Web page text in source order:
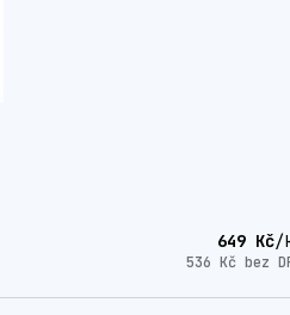
649 Kč/
536 Kč bez